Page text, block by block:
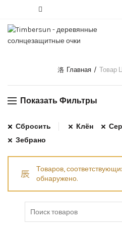
Главная Товар
Показать Фильтры
Сбросить Клён
Зебрано
Товаров,
обнаружено.